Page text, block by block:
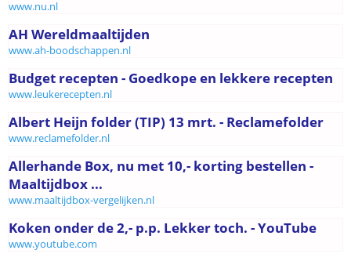
www.nu.nl
AH Wereldmaaltijden
www.ah-boodschappen.nl
Budget recepten - Goedkope en lekkere recepten
www.leukerecepten.nl
Albert Heijn folder (TIP) 13 mrt. - Reclamefolder
www.reclamefolder.nl
Allerhande Box, nu met 10,- korting bestellen -
Maaltijdbox ...
www.maaltijdbox-vergelijken.nl
Koken onder de 2,- p.p. Lekker toch. - YouTube
www.youtube.com